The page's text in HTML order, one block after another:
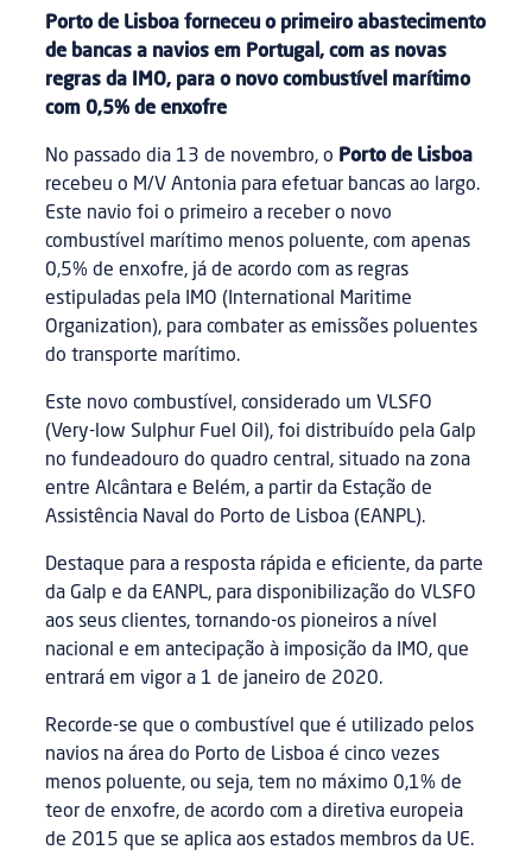
Porto de Lisboa forneceu o primeiro abastecimento
de bancas a navios em Portugal, com as novas
regras da IMO, para o novo combustível marítimo
com 0,5% de enxofre
No passado dia 13 de novembro, o Porto de Lisboa
recebeu o M/V Antonia para efetuar bancas ao largo.
Este navio foi o primeiro a receber o novo
combustível marítimo menos poluente, com apenas
0,5% de enxofre, já de acordo com as regras
estipuladas pela IMO (International Maritime
Organization), para combater as emissões poluentes
do transporte marítimo.
Este novo combustível, considerado um VLSFO
(Very-low Sulphur Fuel Oil), foi distribuído pela Galp
no fundeadouro do quadro central, situado na zona
entre Alcântara e Belém, a partir da Estação de
Assistência Naval do Porto de Lisboa (EANPL).
Destaque para a resposta rápida e eficiente, da parte
da Galp e da EANPL, para disponibilização do VLSFO
aos seus clientes, tornando-os pioneiros a nível
nacional e em antecipação à imposição da IMO, que
entrará em vigor a 1 de janeiro de 2020.
Recorde-se que o combustível que é utilizado pelos
navios na área do Porto de Lisboa é cinco vezes
menos poluente, ou seja, tem no máximo 0,1% de
teor de enxofre, de acordo com a diretiva europeia
de 2015 que se aplica aos estados membros da UE.